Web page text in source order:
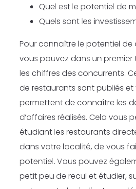
Quel est le potentiel de
Quels sont les
Pour connaître le potentiel de
vous pouvez dans un
les chiffres des concurrents.
de restaurants sont publiés et
permettent de connaître les
d’affaires réalisés. Cela vous
étudiant les restaurants
dans votre localité, de vous
potentiel. Vous pouvez
petit peu de recul et étudier,